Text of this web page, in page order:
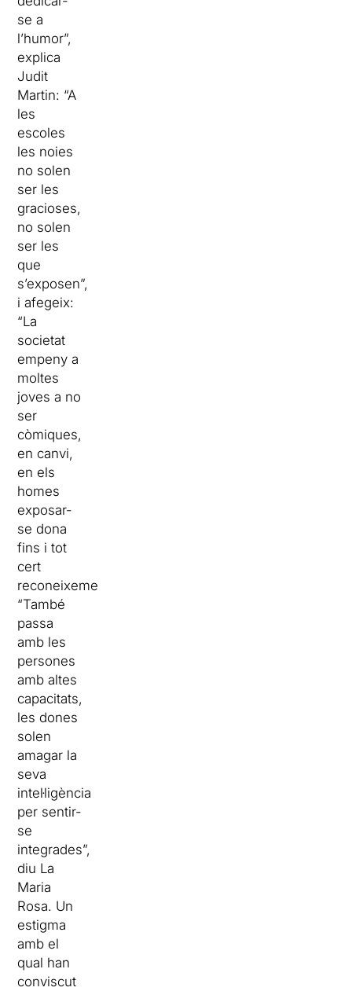
se a
l’humor”,
explica
Judit
Martin: “A
les
escoles
les noies
no solen
ser les
gracioses,
no solen
ser les
que
s’exposen”,
i afegeix:
“La
societat
empeny a
moltes
joves a no
ser
còmiques,
en canvi,
en els
homes
exposar-
se dona
fins i tot
cert
reconeixement”.
“També
passa
amb les
persones
amb altes
capacitats,
les dones
solen
amagar la
seva
intel·ligència
per sentir-
se
integrades”,
diu La
Maria
Rosa. Un
estigma
amb el
qual han
conviscut